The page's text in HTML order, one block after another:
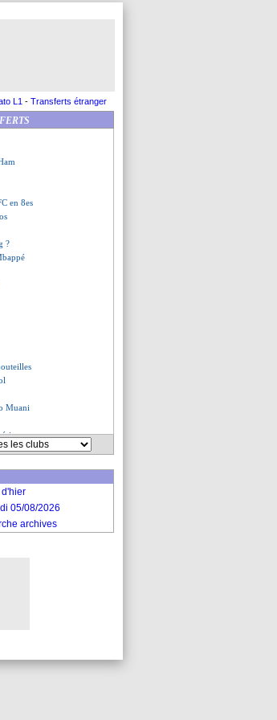
L1 - Transferts étranger
en 8es
?
Muani
d'hier
05/08/2026
archives